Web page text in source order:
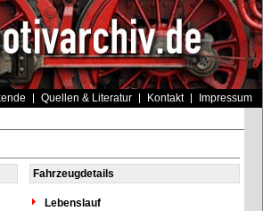
Quellen & Literatur Kontakt Impressum
Fahrzeugdetails
Lebenslauf